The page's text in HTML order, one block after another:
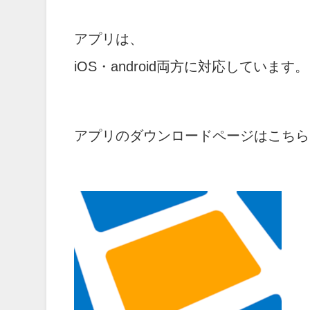
アプリは、
iOS・android両方に対応しています。
アプリのダウンロードページはこち